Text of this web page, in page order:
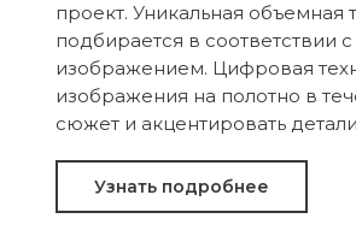
проект. Уникальная объемная
подбирается в соответствии
изображением. Цифровая
изображения на полотно в
сюжет и акцентировать
Узнать подробнее